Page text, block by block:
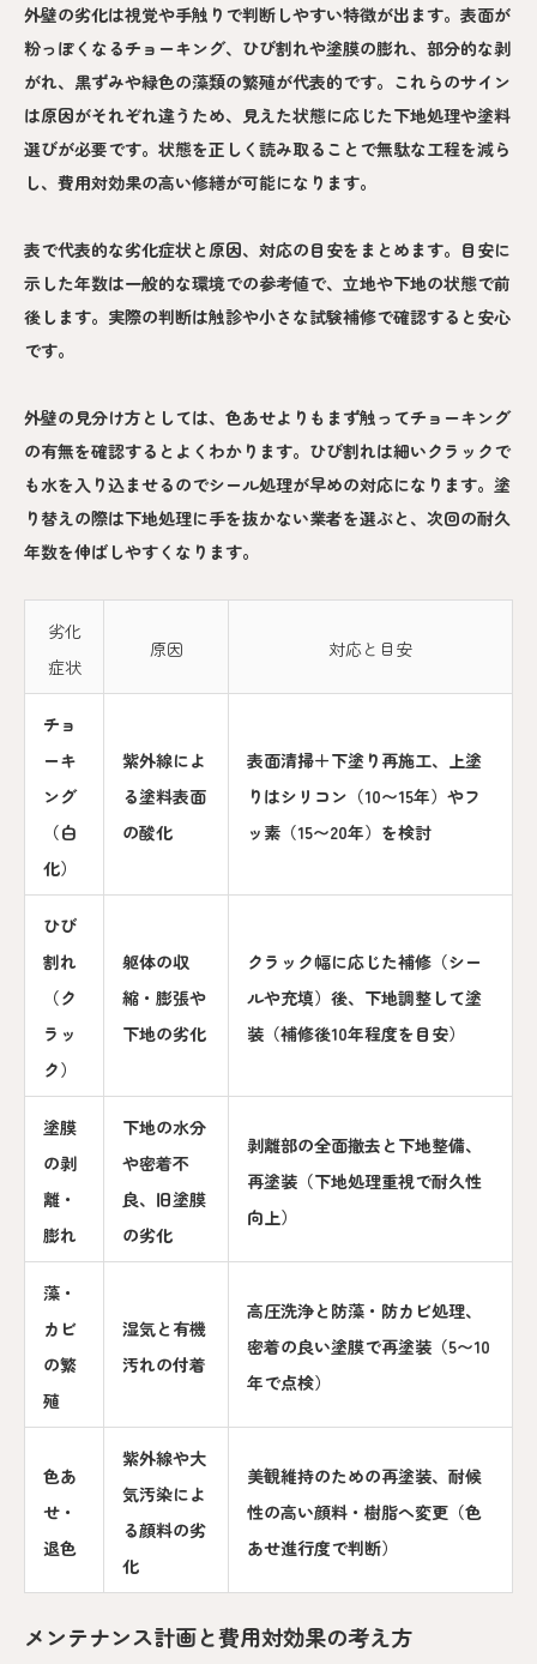
外壁の劣化は視覚や手触りで判断しやすい特徴が出ます。表面が
粉っぽくなるチョーキング、ひび割れや塗膜の膨れ、部分的な剥
がれ、黒ずみや緑色の藻類の繁殖が代表的です。これらのサイン
は原因がそれぞれ違うため、見えた状態に応じた下地処理や塗料
選びが必要です。状態を正しく読み取ることで無駄な工程を減ら
し、費用対効果の高い修繕が可能になります。
表で代表的な劣化症状と原因、対応の目安をまとめます。目安に
示した年数は一般的な環境での参考値で、立地や下地の状態で前
後します。実際の判断は触診や小さな試験補修で確認すると安心
です。
外壁の見分け方としては、色あせよりもまず触ってチョーキング
の有無を確認するとよくわかります。ひび割れは細いクラックで
も水を入り込ませるのでシール処理が早めの対応になります。塗
り替えの際は下地処理に手を抜かない業者を選ぶと、次回の耐久
年数を伸ばしやすくなります。
劣化
症状
原因 対応と目安
チョ
ーキ
ング
（白
化）
紫外線によ
る塗料表面
の酸化
表面清掃＋下塗り再施工、上塗
りはシリコン（10〜15年）やフ
ッ素（15〜20年）を検討
ひび
割れ
（ク
ラッ
ク）
躯体の収
縮・膨張や
下地の劣化
クラック幅に応じた補修（シー
ルや充填）後、下地調整して塗
装（補修後10年程度を目安）
塗膜
の剥
離・
膨れ
下地の水分
や密着不
良、旧塗膜
の劣化
剥離部の全面撤去と下地整備、
再塗装（下地処理重視で耐久性
向上）
藻・
カビ
の繁
殖
湿気と有機
汚れの付着
高圧洗浄と防藻・防カビ処理、
密着の良い塗膜で再塗装（5〜10
年で点検）
色あ
せ・
退色
紫外線や大
気汚染によ
る顔料の劣
化
美観維持のための再塗装、耐候
性の高い顔料・樹脂へ変更（色
あせ進行度で判断）
メンテナンス計画と費用対効果の考え方